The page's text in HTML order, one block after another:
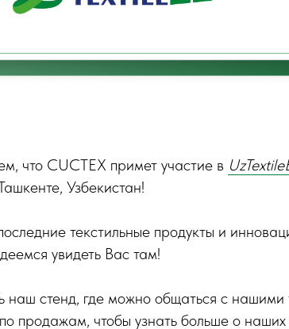
что CUCTEX примет участие в
Узбекистан!
текстильные продукты и
увидеть Вас там!
стенд, где можно общаться с нашими
продажам, чтобы узнать больше о